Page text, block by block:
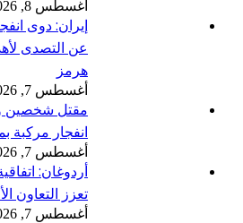
أغسطس 8, 2026
إيران: دوى
عن التصدى
هرمز
أغسطس 7, 2026
انفجار مركبة
أغسطس 7, 2026
أردوغان:
تعزز التعاون
أغسطس 7, 2026